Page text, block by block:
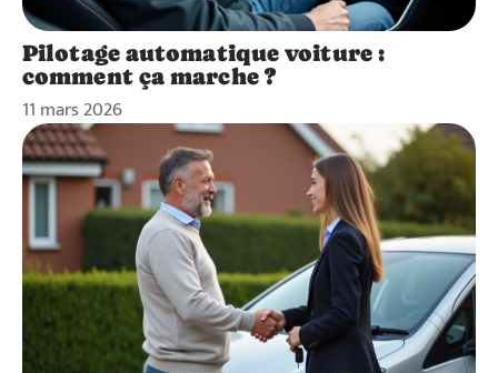
Pilotage automatique voiture :
comment ça marche ?
11 mars 2026